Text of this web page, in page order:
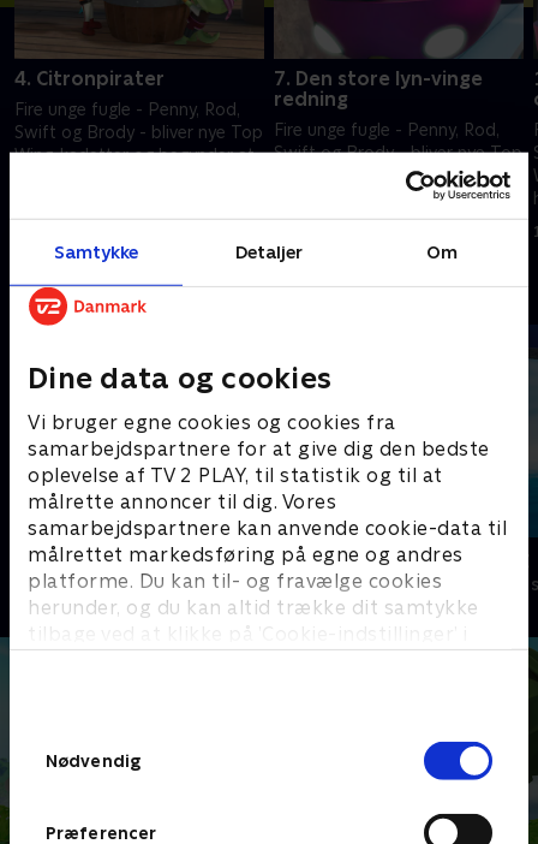
Samtykke Detaljer Om
Dine data og cookies
Vi bruger egne cookies og cookies fra
samarbejdspartnere for at give dig den bedste
oplevelse af TV 2 PLAY, til statistik og til at
målrette annoncer til dig. Vores
samarbejdspartnere kan anvende cookie-data til
målrettet markedsføring på egne og andres
platforme. Du kan til- og fravælge cookies
herunder, og du kan altid trække dit samtykke
tilbage ved at klikke på ’Cookie-indstillinger’ i
Nødvendig
Præferencer
4. Citronpirater
Fire unge fugle - Penny, Rod,
Swift og Brody - bliver nye Top
Wing-kadetter og begynder at
7. Den store lyn-vinge
redning
Fire unge fugle - Penny, Rod,
Swift og Brody - bliver nye Top
Wing-kadetter og begynder at
hjælpe deres samfund.
Andre så også
Nuts Nuts Nuts
Børneserier • 1 sæsoner
Vicke Viking
Børneserier • 1